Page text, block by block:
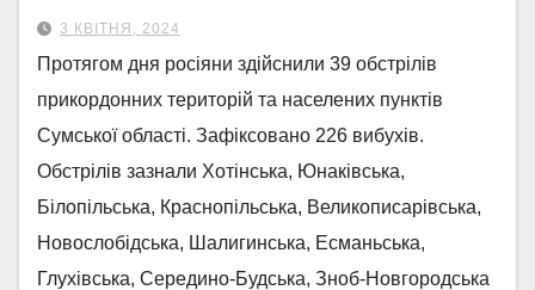
3 КВІТНЯ, 2024
Протягом дня росіяни здійснили 39 обстрілів
прикордонних територій та населених пунктів
Сумської області. Зафіксовано 226 вибухів.
Обстрілів зазнали Хотінська, Юнаківська,
Білопільська, Краснопільська, Великописарівська,
Новослобідська, Шалигинська, Есманьська,
Глухівська, Середино-Будська, Зноб-Новгородська